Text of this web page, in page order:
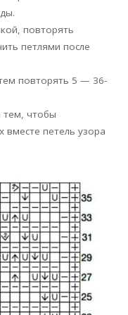
повторять
петлями после
повторять 5 — 36-
тем, чтобы
вместе петель узора